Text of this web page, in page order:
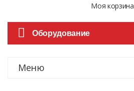
Моя корзина
Оборудование
Меню